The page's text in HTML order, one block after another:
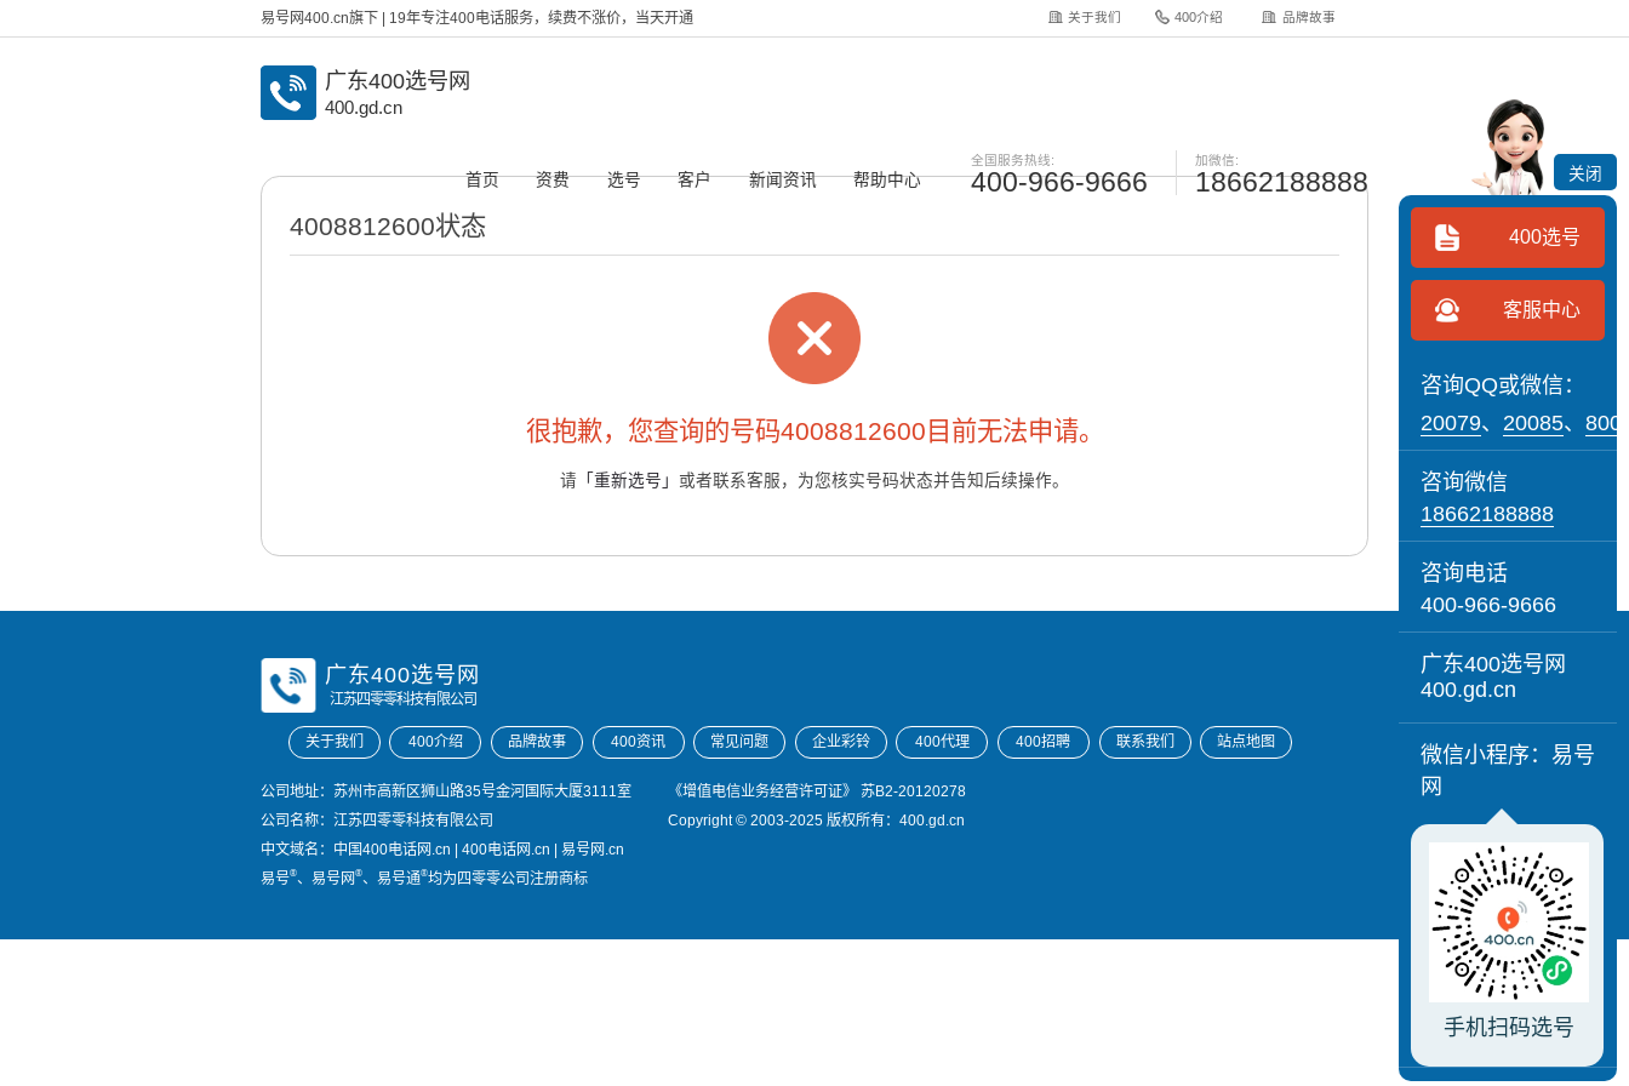
易号网400.cn旗下 | 19年专注400电话服务，续费不涨价，当天开通 关于我们 400介绍 品牌故事
广东400选号网
400.gd.cn
首页 资费 选号 客户 新闻资讯 帮助中心
全国服务热线:
400-966-9666
加微信:
18662188888
4008812600状态
很抱歉，您查询的号码4008812600目前无法申请。
请 「重新选号」 或者联系客服，为您核实号码状态并告知后续操作。
广东400选号网
江苏四零零科技有限公司
关于我们 400介绍 品牌故事 400资讯 常见问题 企业彩铃 400代理 400招聘 联系我们 站点地图
公司地址：苏州市高新区狮山路35号金河国际大厦3111室
公司名称：江苏四零零科技有限公司
中文域名： 中国400电话网.cn |400电话网.cn |易号网.cn
易号®、易号网®、易号通®均为四零零公司注册商标
《增值电信业务经营许可证》
苏B2-20120278
Copyright © 2003-2025 版权所有：400.gd.cn
关闭
400选号
客服中心
咨询QQ或微信：
20079、 20085、
咨询微信
18662188888
咨询电话
400-966-9666
广东400选号网
400.gd.cn
微信小程序：易号
网
手机扫码选号